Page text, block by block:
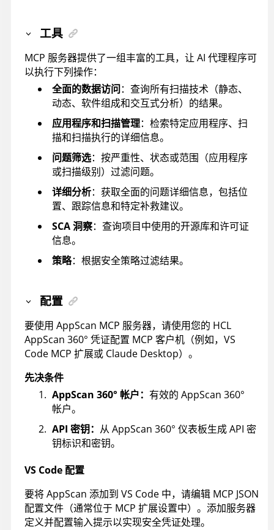
工具
MCP 服务器提供了一组丰富的工具，让 AI 代理程序可
以执行下列操作：
全面的数据访问：查询所有扫描技术（静态、
动态、软件组成和交互式分析）的结果。
应用程序和扫描管理：检索特定应用程序、扫
描和扫描执行的详细信息。
问题筛选：按严重性、状态或范围（应用程序
或扫描级别）过滤问题。
详细分析：获取全面的问题详细信息，包括位
置、跟踪信息和特定补救建议。
SCA 洞察：查询项目中使用的开源库和许可证
信息。
策略：根据安全策略过滤结果。
配置
要使用 AppScan MCP 服务器，请使用您的 HCL
AppScan 360° 凭证配置 MCP 客户机（例如，VS
Code MCP 扩展或 Claude Desktop）。
先决条件
AppScan 360° 帐户： 有效的 AppScan 360°
帐户。
API 密钥： 从AppScan 360° 仪表板生成 API 密
钥标识和密钥。
VS Code 配置
要将AppScan 添加到 VS Code 中，请编辑 MCP JSON
配置文件（通常位于 MCP 扩展设置中）。添加服务器
定义并配置输入提示以实现安全凭证处理。